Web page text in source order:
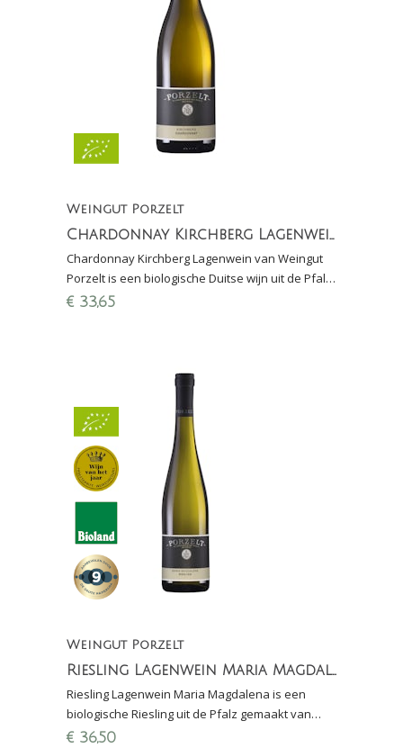
Weingut Porzelt
Chardonnay Kirchberg Lagenwein
Chardonnay Kirchberg Lagenwein van Weingut
Porzelt is een biologische Duitse wijn uit de Pfalz
met 100% houtrijping in nieuw eiken. Vettig en
€ 33,65
Weingut Porzelt
Riesling Lagenwein Maria Magdalena
Riesling Lagenwein Maria Magdalena is een
biologische Riesling uit de Pfalz gemaakt van
ruim 60 jaar oude wijnstokken, aangeplant op
€ 36,50